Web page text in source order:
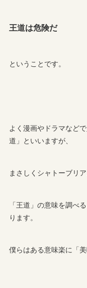
王道は危険だ
ということです。
よく漫画やドラマなど
道」といいますが、
まさしくシャトーブリ
「王道」の意味を調べ
ります。
僕らはある意味楽に「